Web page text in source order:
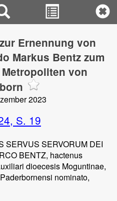
Ernennung von
Markus Bentz zum
von
2023
S. 19
SERVUS SERVORUM DEI
BENTZ, hactenus
dioecesis Moguntinae,
nominato,